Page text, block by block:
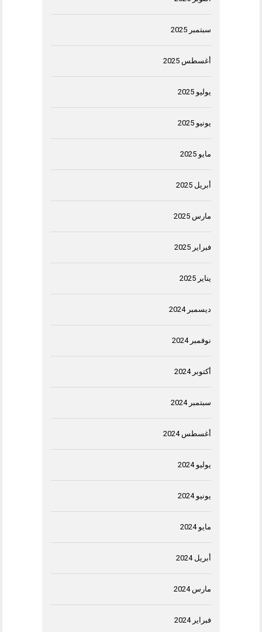
سبتمبر 2025
أغسطس 2025
يوليو 2025
يونيو 2025
مايو 2025
أبريل 2025
مارس 2025
فبراير 2025
يناير 2025
ديسمبر 2024
نوفمبر 2024
أكتوبر 2024
سبتمبر 2024
أغسطس 2024
يوليو 2024
يونيو 2024
مايو 2024
أبريل 2024
مارس 2024
فبراير 2024